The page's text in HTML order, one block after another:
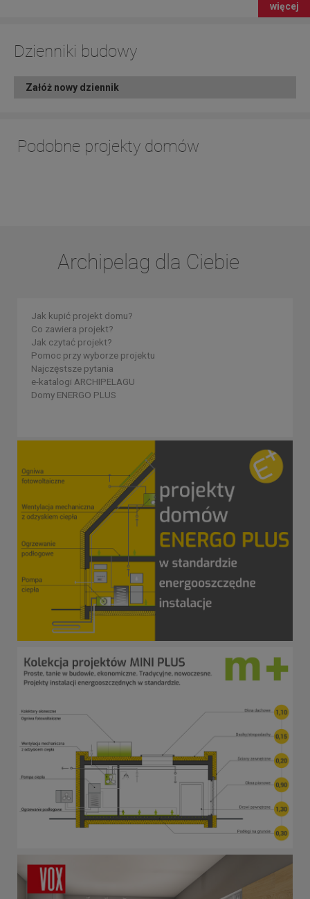
więcej
Dzienniki budowy
Załóż nowy dziennik
Podobne projekty domów
Archipelag dla Ciebie
Jak kupić projekt domu?
Co zawiera projekt?
Jak czytać projekt?
Pomoc przy wyborze projektu
Najczęstsze pytania
e-katalogi ARCHIPELAGU
Domy ENERGO PLUS